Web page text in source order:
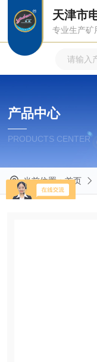
天津市
专业生产矿
产品中心
PRODUCTS CENTER
当前位置：首页